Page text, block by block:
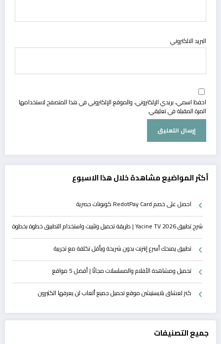
البريد الالكتروني
احفظ اسمي، بريدي الإلكتروني، والموقع الإلكتروني في هذا المتصفح لاستخدامها
المرة المقبلة في تعليقي.
أكثر المواضيع مشاهدة خلال هذا الاسبوع
احصل على خصم RedotPay Card كوبونات حصرية
شرح تطبيق Yacine TV 2026 | طريقة تحميل وتثبيت واستخدام التطبيق خطوة بخطوة
تطبيق يمنحك أسرع إنترنت بدون شريحة وبأقل تكلفة مع تجريبة
تحميل ومشاهدة الأفلام والمسلسلات مجانًا | أفضل 5 مواقع
كنز لعشاق بلايستيشن موقع تحميل جميع ألعاب لن يعرفها الكثيرون
جميع التصنيفات